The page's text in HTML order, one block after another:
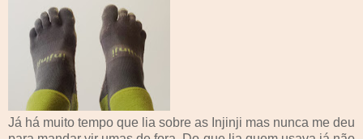
Já há muito tempo que lia sobre as Injinji mas nunca me deu